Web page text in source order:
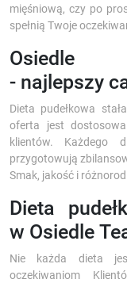
mięśniową, czy po
spełnią Twoje
Osiedle
- najlepszy
Dieta pudełkowa
oferta jest
klientów. Każdego
przygotowują
Smak, jakość i
Dieta
w Osiedle
Nie każda dieta
oczekiwaniom